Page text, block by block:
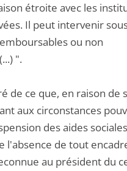
étroite avec les
Il peut intervenir
ou non
".
de ce que, en raison de
aux circonstances
des aides sociales
l'absence de tout
au président du